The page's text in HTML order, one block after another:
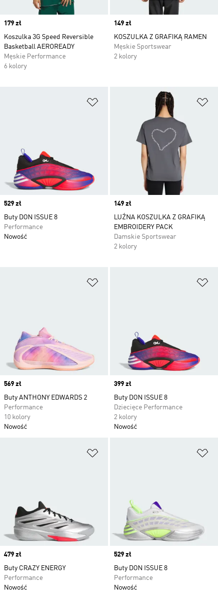
Price
179 zł
Koszulka 3G Speed Reversible
Basketball AEROREADY
Męskie Performance
6 kolory
Price
149 zł
KOSZULKA Z GRAFIKĄ RAMEN
Męskie Sportswear
2 kolory
Dodaj do listy życzeń
Price
529 zł
Buty DON ISSUE 8
Performance
Nowość
Price
149 zł
LUŹNA KOSZULKA Z GRAFIKĄ
EMBROIDERY PACK
Damskie Sportswear
2 kolory
Price
569 zł
Buty ANTHONY EDWARDS 2
Performance
10 kolory
Nowość
Price
399 zł
Buty DON ISSUE 8
Dziecięce Performance
2 kolory
Nowość
Price
479 zł
Buty CRAZY ENERGY
Performance
Nowość
Price
529 zł
Buty DON ISSUE 8
Performance
Nowość